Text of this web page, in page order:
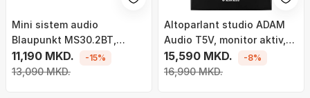
Mini sistem audio
Blaupunkt MS30.2BT,
150W, Bluetooth CD USB
HDMI ARC, i zi
11,190 MKD.
13,090 MKD.
-15%
Altoparlant studio ADAM
Audio T5V, monitor aktiv,
5", i zi
15,590 MKD.
16,990 MKD.
-8%